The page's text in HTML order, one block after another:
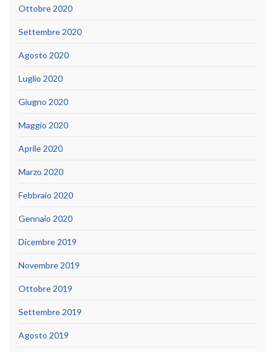
Ottobre 2020
Settembre 2020
Agosto 2020
Luglio 2020
Giugno 2020
Maggio 2020
Aprile 2020
Marzo 2020
Febbraio 2020
Gennaio 2020
Dicembre 2019
Novembre 2019
Ottobre 2019
Settembre 2019
Agosto 2019